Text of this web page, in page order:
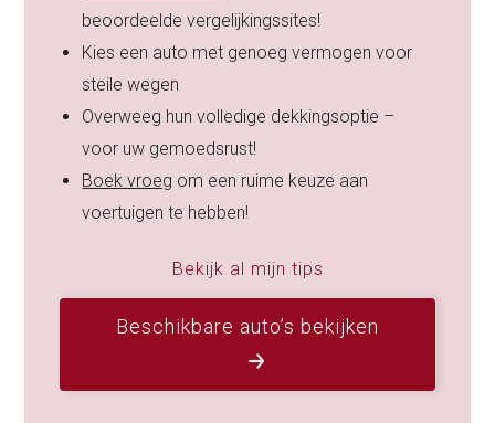
beoordeelde vergelijkingssites!
Kies een auto met genoeg vermogen voor
steile wegen
Overweeg hun volledige dekkingsoptie –
voor uw gemoedsrust!
Boek vroeg om een ruime keuze aan
voertuigen te hebben!
Bekijk al mijn tips
Beschikbare auto’s bekijken